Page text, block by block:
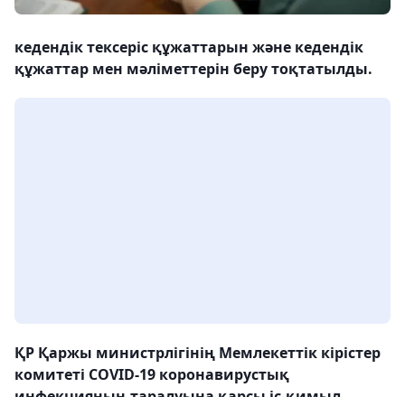
кедендік тексеріс құжаттарын және кедендік
құжаттар мен мәліметтерін беру тоқтатылды.
ҚР Қаржы министрлігінің Мемлекеттік кірістер
комитеті COVID-19 коронавирустық